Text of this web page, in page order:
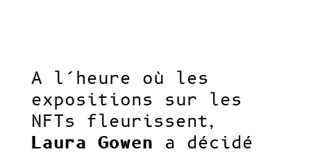
A l’heure où les
expositions sur les
NFTs fleurissent,
Laura Gowen a décidé